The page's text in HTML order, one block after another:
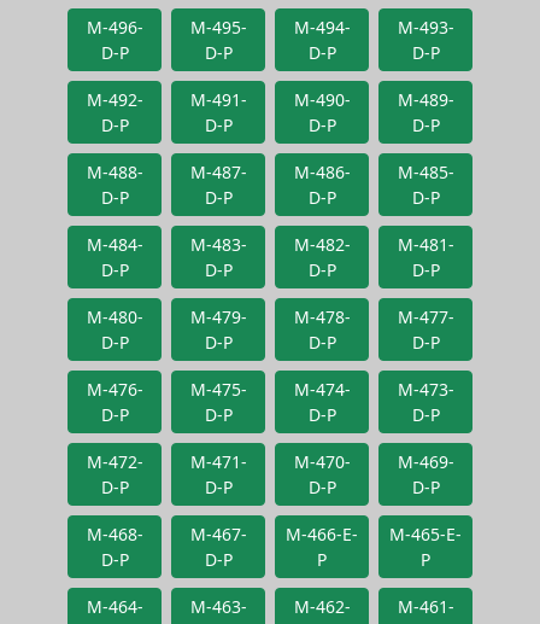
M-496-
D-P
M-495-
D-P
M-494-
D-P
M-493-
D-P
M-492-
D-P
M-491-
D-P
M-490-
D-P
M-489-
D-P
M-488-
D-P
M-487-
D-P
M-486-
D-P
M-485-
D-P
M-484-
D-P
M-483-
D-P
M-482-
D-P
M-481-
D-P
M-480-
D-P
M-479-
D-P
M-478-
D-P
M-477-
D-P
M-476-
D-P
M-475-
D-P
M-474-
D-P
M-473-
D-P
M-472-
D-P
M-471-
D-P
M-470-
D-P
M-469-
D-P
M-468-
D-P
M-467-
D-P
M-466-E-
P
M-465-E-
P
M-464-
M-463-
M-462-
M-461-